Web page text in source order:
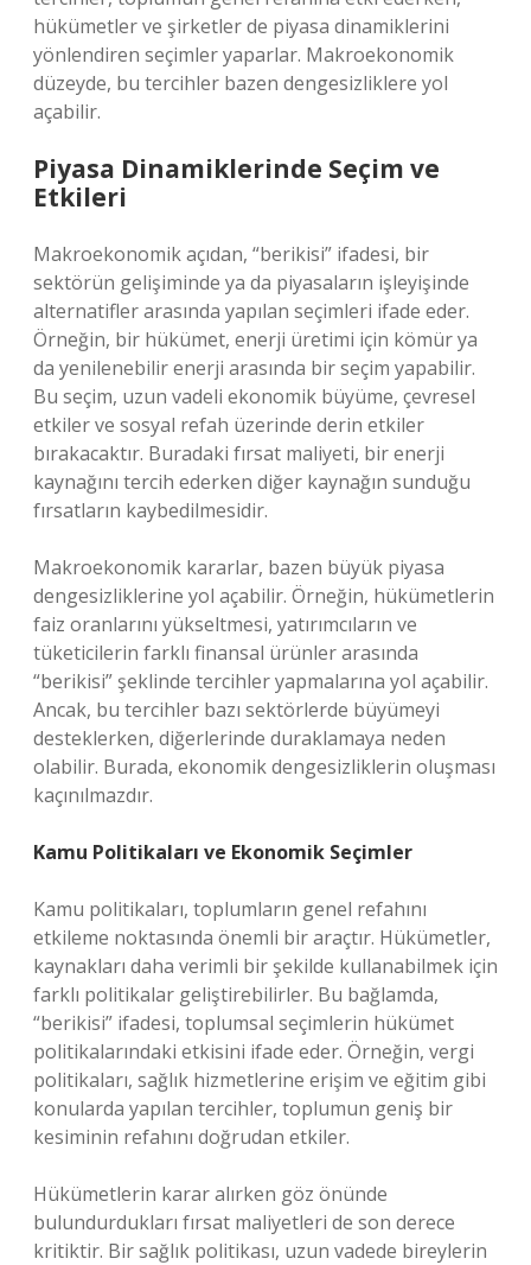
hükümetler ve şirketler de piyasa dinamiklerini
yönlendiren seçimler yaparlar. Makroekonomik
düzeyde, bu tercihler bazen dengesizliklere yol
açabilir.
Piyasa Dinamiklerinde Seçim ve
Etkileri
Makroekonomik açıdan, “berikisi” ifadesi, bir
sektörün gelişiminde ya da piyasaların işleyişinde
alternatifler arasında yapılan seçimleri ifade eder.
Örneğin, bir hükümet, enerji üretimi için kömür ya
da yenilenebilir enerji arasında bir seçim yapabilir.
Bu seçim, uzun vadeli ekonomik büyüme, çevresel
etkiler ve sosyal refah üzerinde derin etkiler
bırakacaktır. Buradaki fırsat maliyeti, bir enerji
kaynağını tercih ederken diğer kaynağın sunduğu
fırsatların kaybedilmesidir.
Makroekonomik kararlar, bazen büyük piyasa
dengesizliklerine yol açabilir. Örneğin, hükümetlerin
faiz oranlarını yükseltmesi, yatırımcıların ve
tüketicilerin farklı finansal ürünler arasında
“berikisi” şeklinde tercihler yapmalarına yol açabilir.
Ancak, bu tercihler bazı sektörlerde büyümeyi
desteklerken, diğerlerinde duraklamaya neden
olabilir. Burada, ekonomik dengesizliklerin oluşması
kaçınılmazdır.
Kamu Politikaları ve Ekonomik Seçimler
Kamu politikaları, toplumların genel refahını
etkileme noktasında önemli bir araçtır. Hükümetler,
kaynakları daha verimli bir şekilde kullanabilmek için
farklı politikalar geliştirebilirler. Bu bağlamda,
“berikisi” ifadesi, toplumsal seçimlerin hükümet
politikalarındaki etkisini ifade eder. Örneğin, vergi
politikaları, sağlık hizmetlerine erişim ve eğitim gibi
konularda yapılan tercihler, toplumun geniş bir
kesiminin refahını doğrudan etkiler.
Hükümetlerin karar alırken göz önünde
bulundurdukları fırsat maliyetleri de son derece
kritiktir. Bir sağlık politikası, uzun vadede bireylerin